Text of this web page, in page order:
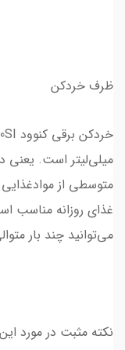
ظرف خردکن
میلی‌لیتر است. یعنی
متوسطی از
غذای روزانه مناسب
می‌توانید چند بار
نکته مثبت در مورد